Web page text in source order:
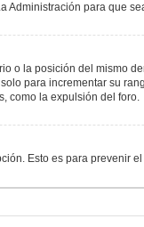
Administración para que
la posición del mismo
para incrementar su
como la expulsión del foro.
Esto es para prevenir